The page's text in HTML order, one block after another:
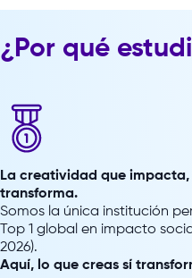
Comunicación
Marketing Estratégico e
¿Por qué
La creatividad que impacta,
transforma.
Somos la única institución
Top 1 global en impacto
2026).
Aquí, lo que creas sí